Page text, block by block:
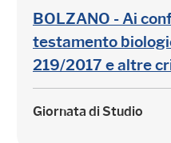
BOLZANO - Ai
testamento
219/2017 e altre
Giornata di Studio